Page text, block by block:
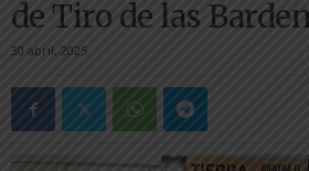
de Tiro de las
30 abril, 2025